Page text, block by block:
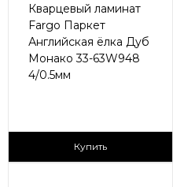
Кварцевый ламинат
Fargo Паркет
Английская ёлка Дуб
Монако 33-63W948
4/0.5мм
2
Купить